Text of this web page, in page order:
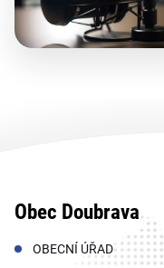
Obec Doubrava
OBECNÍ ÚŘAD